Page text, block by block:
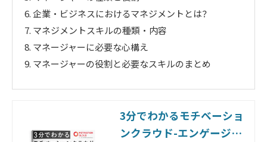
6.企業・ビジネスにおけるマネジメントとは？
7. マネジメントスキルの種類・内容
8. マネージャーに必要な心構え
9. マネージャーの役割と必要なスキルのまとめ
3分でわかるモチベーショ
ンクラウド-エンゲージメ